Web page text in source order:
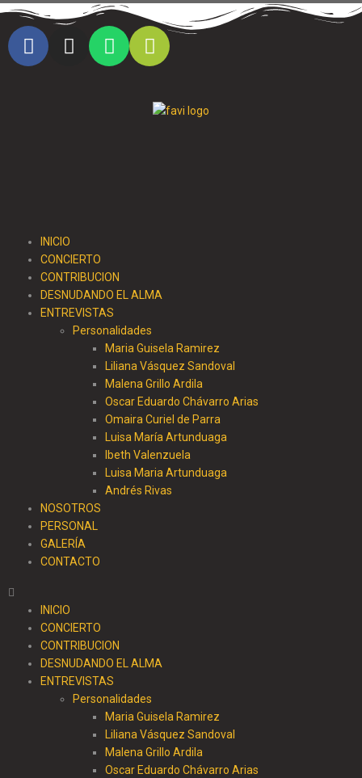
INICIO
CONCIERTO
CONTRIBUCION
DESNUDANDO EL ALMA
ENTREVISTAS
Personalidades
Maria Guisela Ramirez
Liliana Vásquez Sandoval
Malena Grillo Ardila
Oscar Eduardo Chávarro Arias
Omaira Curiel de Parra
Luisa María Artunduaga
Ibeth Valenzuela
Luisa Maria Artunduaga
Andrés Rivas
NOSOTROS
PERSONAL
GALERÍA
CONTACTO
INICIO
CONCIERTO
CONTRIBUCION
DESNUDANDO EL ALMA
ENTREVISTAS
Personalidades
Maria Guisela Ramirez
Liliana Vásquez Sandoval
Malena Grillo Ardila
Oscar Eduardo Chávarro Arias